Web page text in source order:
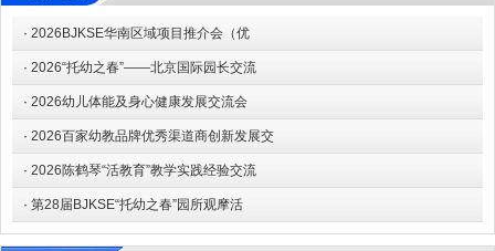
· 2026BJKSE华南区域项目推介会（优
· 2026“托幼之春”——北京国际园长交流
· 2026幼儿体能及身心健康发展交流会
· 2026百家幼教品牌优秀渠道商创新发展交
· 2026陈鹤琴“活教育”教学实践经验交流
· 第28届BJKSE“托幼之春”园所观摩活